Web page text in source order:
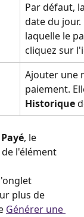
Par défaut,
date du
laquelle le
cliquez sur
Ajouter une
paiement.
Historique
Payé, le
de l'élément
plus de
Générer une